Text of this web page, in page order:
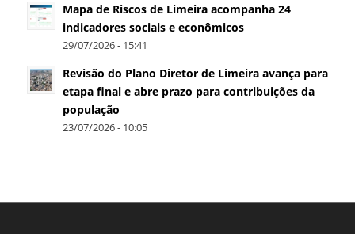
Mapa de Riscos de Limeira acompanha 24
indicadores sociais e econômicos
29/07/2026 - 15:41
Revisão do Plano Diretor de Limeira avança para
etapa final e abre prazo para contribuições da
população
23/07/2026 - 10:05